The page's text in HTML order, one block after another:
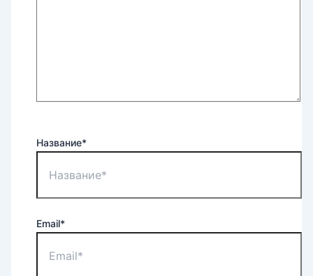
Название*
Email*